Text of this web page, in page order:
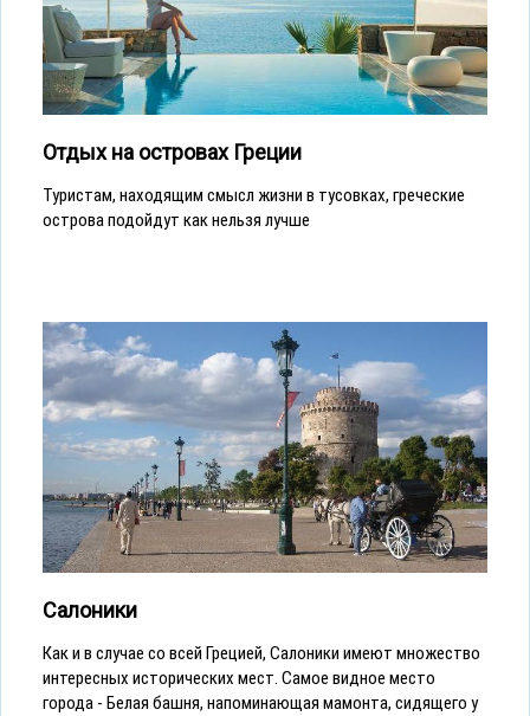
Отдых на островах Греции
Туристам, находящим смысл жизни в тусовках, греческие
острова подойдут как нельзя лучше
Салоники
Как и в случае со всей Грецией, Салоники имеют множество
интересных исторических мест. Самое видное место
города - Белая башня, напоминающая мамонта, сидящего у